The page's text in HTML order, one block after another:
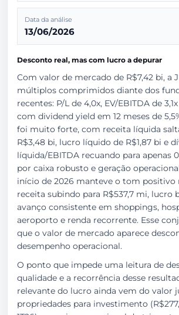
Data da análise
13/06/2026
Desconto real, mas com lucro a depurar
Com valor de mercado de R$7,42 bi, a
múltiplos comprimidos diante dos
recentes: P/L de 4,0x, EV/EBITDA de
com dividend yield em 12 meses de
foi muito forte, com receita líquida
R$3,48 bi, lucro líquido de R$1,87 bi e
líquida/EBITDA recuando para apenas
por caixa robusto e geração
início de 2026 manteve o tom positivo
receita subindo para R$537,7 mi, lucro
avanço consistente em shoppings,
aeroporto e renda recorrente. Esse
que o valor de mercado aparece
desempenho operacional.
O ponto que impede uma leitura de
qualidade e a recorrência desse
relevante do lucro ainda vem do valor
propriedades para investimento